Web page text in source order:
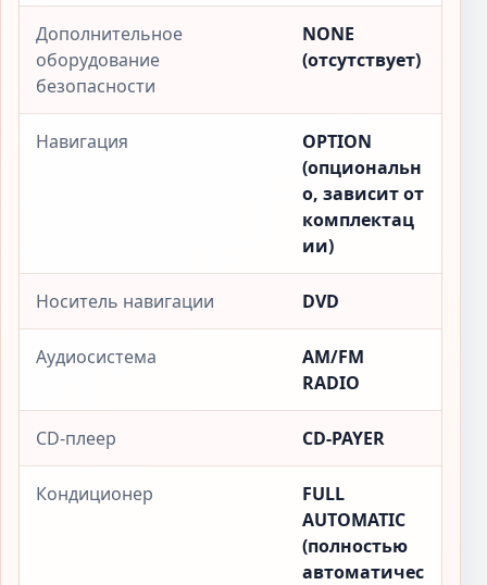
Дополнительное
оборудование
безопасности
NONE
(отсутствует)
Навигация
OPTION
(опциональн
о, зависит от
комплектац
ии)
Носитель навигации DVD
Аудиосистема
AM/FM
RADIO
CD-плеер CD-PAYER
Кондиционер
FULL
AUTOMATIC
(полностью
автоматичес